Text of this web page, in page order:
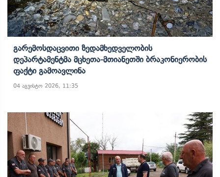
Გარემოსდაცვითი Ზედამხედველობის
Დეპარტამენტმა Მცხეთა-Მთიანეთში Ბრაკონიერობის
Ფაქტი Გამოავლინა
04 აგვისტო 2026, 11:35